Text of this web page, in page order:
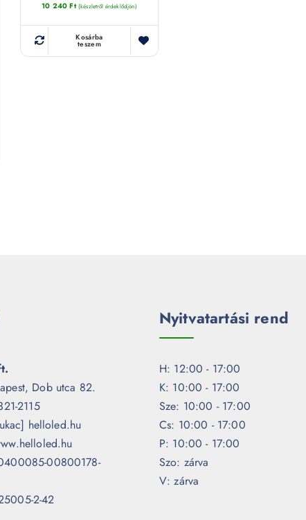
10 240Ft (készletről érdeklődjön)
Kosárba
teszem
Dob utca 82.
2115
helloled.hu
00800178-
2-42
Nyitvatartási rend
H: 12:00 - 17:00
K: 10:00 - 17:00
Sze: 10:00 - 17:00
Cs: 10:00 - 17:00
P: 10:00 - 17:00
Szo: zárva
V: zárva